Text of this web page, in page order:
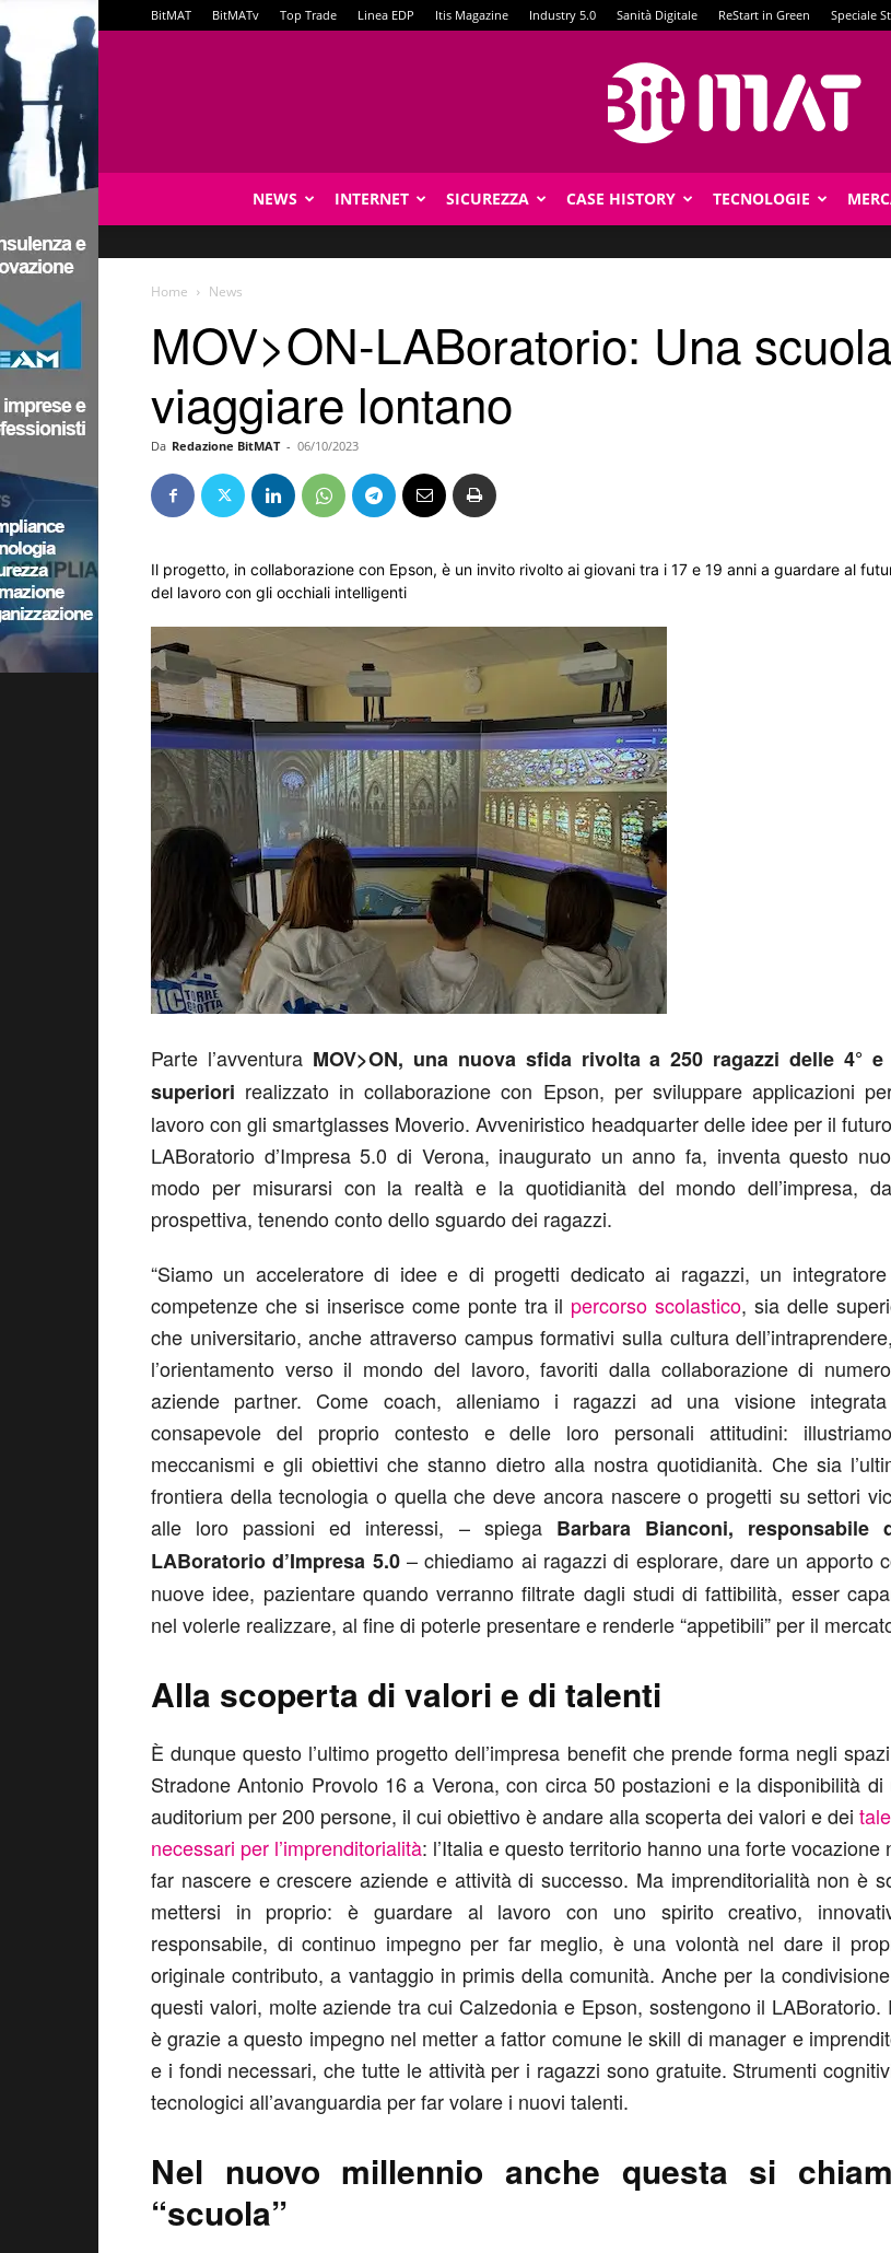
BitMAT BitMATv Top Trade Linea EDP Itis Magazine Industry 5.0 Sanità Digitale ReStart in Green Speciale
NEWS INTERNET SICUREZZA CASE HISTORY TECNOLOGIE
Home News
MOV>ON-LABoratorio: Una
viaggiare lontano
Da Redazione BitMAT - 06/10/2023
Il progetto, in collaborazione con Epson, è un invito rivolto ai giovani tra i 17 e 19 anni a guardare al
del lavoro con gli occhiali intelligenti
Parte l’avventura MOV>ON, una nuova sfida rivolta a 250 ragazzi delle 4° e
superiori realizzato in collaborazione con Epson, per sviluppare applicazioni
lavoro con gli smartglasses Moverio. Avveniristico headquarter delle idee per il
LABoratorio d’Impresa 5.0 di Verona, inaugurato un anno fa, inventa questo
modo per misurarsi con la realtà e la quotidianità del mondo dell’impresa,
prospettiva, tenendo conto dello sguardo dei ragazzi.
“Siamo un acceleratore di idee e di progetti dedicato ai ragazzi, un
competenze che si inserisce come ponte tra il percorso scolastico, sia delle
che universitario, anche attraverso campus formativi sulla cultura
l’orientamento verso il mondo del lavoro, favoriti dalla collaborazione di
aziende partner. Come coach, alleniamo i ragazzi ad una visione
consapevole del proprio contesto e delle loro personali attitudini:
meccanismi e gli obiettivi che stanno dietro alla nostra quotidianità. Che sia
frontiera della tecnologia o quella che deve ancora nascere o progetti su settori
alle loro passioni ed interessi, – spiega Barbara Bianconi, responsabile
LABoratorio d’Impresa 5.0 – chiediamo ai ragazzi di esplorare, dare un apporto
nuove idee, pazientare quando verranno filtrate dagli studi di fattibilità, esser
nel volerle realizzare, al fine di poterle presentare e renderle “appetibili” per il
Alla scoperta di valori e di talenti
È dunque questo l’ultimo progetto dell’impresa benefit che prende forma negli
Stradone Antonio Provolo 16 a Verona, con circa 50 postazioni e la disponibilità di
auditorium per 200 persone, il cui obiettivo è andare alla scoperta dei valori e dei
necessari per l’imprenditorialità: l’Italia e questo territorio hanno una forte vocazione
far nascere e crescere aziende e attività di successo. Ma imprenditorialità non è
mettersi in proprio: è guardare al lavoro con uno spirito creativo,
responsabile, di continuo impegno per far meglio, è una volontà nel dare il
originale contributo, a vantaggio in primis della comunità. Anche per la
questi valori, molte aziende tra cui Calzedonia e Epson, sostengono il LABoratorio.
è grazie a questo impegno nel metter a fattor comune le skill di manager e
e i fondi necessari, che tutte le attività per i ragazzi sono gratuite. Strumenti
tecnologici all’avanguardia per far volare i nuovi talenti.
Nel nuovo millennio anche questa si
“scuola”